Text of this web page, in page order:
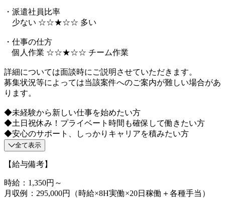
・派遣社員比率
少ない ☆☆★☆☆ 多い
・仕事の仕方
個人作業 ☆☆★☆☆ チーム作業
詳細については面談時にご説明させていただきます。
募集状況等によっては当該案件へのご案内が難しい場合があ
ります。
◆未経験から新しい仕事を始めたい方
◆土日祝休み！プライベート時間も確保して働きたい方
◆安心のサポート、しっかりキャリアを積みたい方
全て表示
【給与備考】
時給：1,350円～
月収例：295,000円（時給×8H実働×20日稼働＋各種手当）